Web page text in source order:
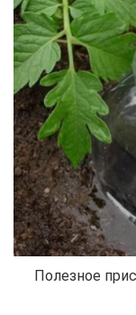
Полезное